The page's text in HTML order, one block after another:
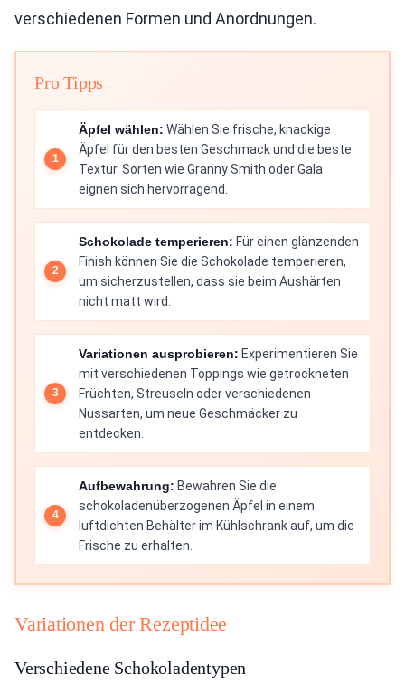
verschiedenen Formen und Anordnungen.
Pro Tipps
Äpfel wählen: Wählen Sie frische, knackige
Äpfel für den besten Geschmack und die beste
Textur. Sorten wie Granny Smith oder Gala
eignen sich hervorragend.
Schokolade temperieren: Für einen glänzenden
Finish können Sie die Schokolade temperieren,
um sicherzustellen, dass sie beim Aushärten
nicht matt wird.
Variationen ausprobieren: Experimentieren Sie
mit verschiedenen Toppings wie getrockneten
Früchten, Streuseln oder verschiedenen
Nussarten, um neue Geschmäcker zu
entdecken.
Aufbewahrung: Bewahren Sie die
schokoladenüberzogenen Äpfel in einem
luftdichten Behälter im Kühlschrank auf, um die
Frische zu erhalten.
Variationen der Rezeptidee
Verschiedene Schokoladentypen